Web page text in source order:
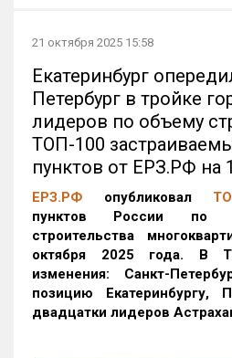
21 октября 2025 15:58
Екатеринбург
Петербург в тройке
лидеров по объему
ТОП-100
пунктов от ЕРЗ.РФ на
ЕРЗ.РФ опубликовал
пунктов России по
строительства
октября 2025 года. В
изменения: Санкт-
позицию Екатеринбургу,
двадцатки лидеров